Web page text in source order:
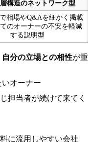
構造のネットワーク型
相場やQ&Aを細かく掲載
のオーナーの不安を軽減
する説明型
自分の立場との相性が重
オーナー
担当者が続けて来てく
に流用しやすい会社